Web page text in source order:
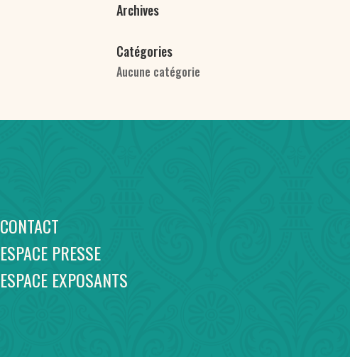
Archives
Catégories
Aucune catégorie
CONTACT
ESPACE PRESSE
ESPACE EXPOSANTS